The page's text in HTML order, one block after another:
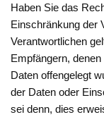
Haben Sie das
Einschränkung der
Verantwortlichen
Empfängern,
Daten offengelegt
der Daten oder
sei denn, dies